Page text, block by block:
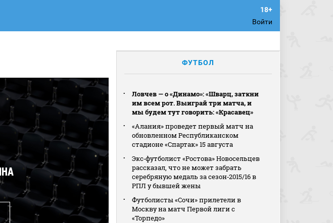
Войти
ФУТБОЛ
Ловчев — о «Динамо»: «Шварц, заткни
им всем рот. Выиграй три матча, и
мы будем тут говорить: «Красавец»
«Алания» проведет первый матч на
обновленном Республиканском
стадионе «Спартак» 15 августа
Экс‑футболист «Ростова» Новосельцев
рассказал, что не может забрать
серебряную медаль за сезон‑2015/16 в
РПЛ у бывшей жены
Футболисты «Сочи» прилетели в
Москву на матч Первой лиги с
«Торпедо»